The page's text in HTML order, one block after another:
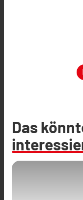
Das